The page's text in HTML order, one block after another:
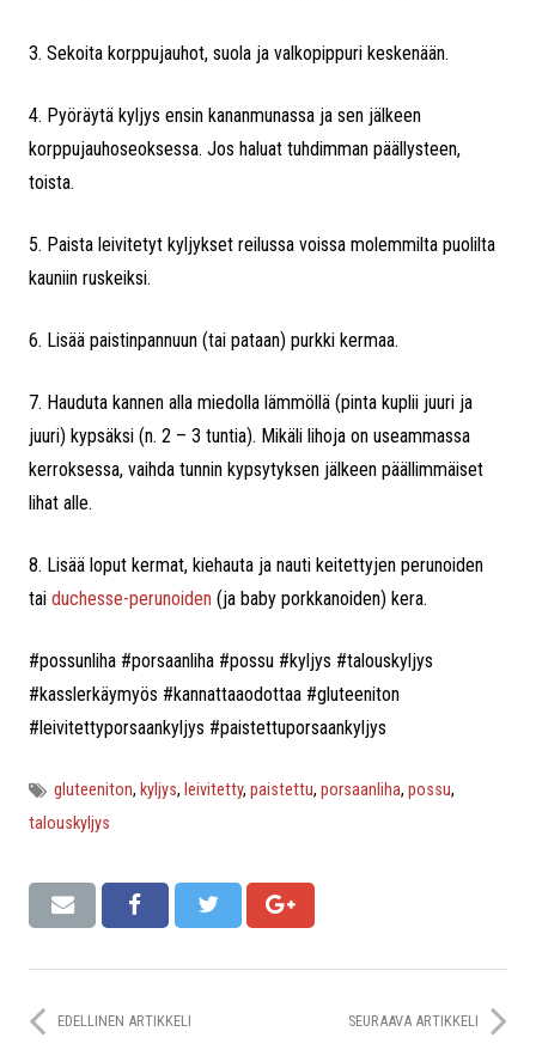
3. Sekoita korppujauhot, suola ja valkopippuri keskenään.
4. Pyöräytä kyljys ensin kananmunassa ja sen jälkeen
korppujauhoseoksessa. Jos haluat tuhdimman päällysteen,
toista.
5. Paista leivitetyt kyljykset reilussa voissa molemmilta puolilta
kauniin ruskeiksi.
6. Lisää paistinpannuun (tai pataan) purkki kermaa.
7. Hauduta kannen alla miedolla lämmöllä (pinta kuplii juuri ja
juuri) kypsäksi (n. 2 – 3 tuntia). Mikäli lihoja on useammassa
kerroksessa, vaihda tunnin kypsytyksen jälkeen päällimmäiset
lihat alle.
8. Lisää loput kermat, kiehauta ja nauti keitettyjen perunoiden
tai duchesse-perunoiden (ja baby porkkanoiden) kera.
#possunliha #porsaanliha #possu #kyljys #talouskyljys
#kasslerkäymyös #kannattaaodottaa #gluteeniton
#leivitettyporsaankyljys #paistettuporsaankyljys
gluteeniton, kyljys, leivitetty,paistettu,porsaanliha,possu,
talouskyljys
EDELLINEN ARTIKKELI SEURAAVA ARTIKKELI